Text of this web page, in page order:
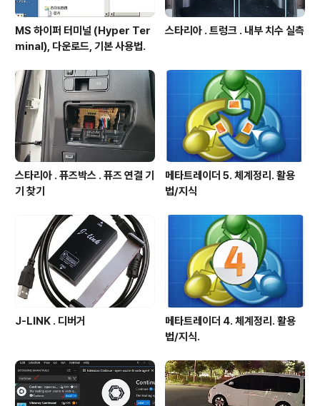
MS 하이퍼 터미널 (Hyper Ter
minal), 다운로드, 기본 사용법.
스타리아 . 트렁크 . 내부 치수 실측
스타리아 . 퓨즈박스 . 퓨즈 연결 기
기 찾기
메타트레이더 5. 체계정리. 활용
법/지식
J-LINK . 디버거
메타트레이더 4. 체계정리. 활용
법/지식.